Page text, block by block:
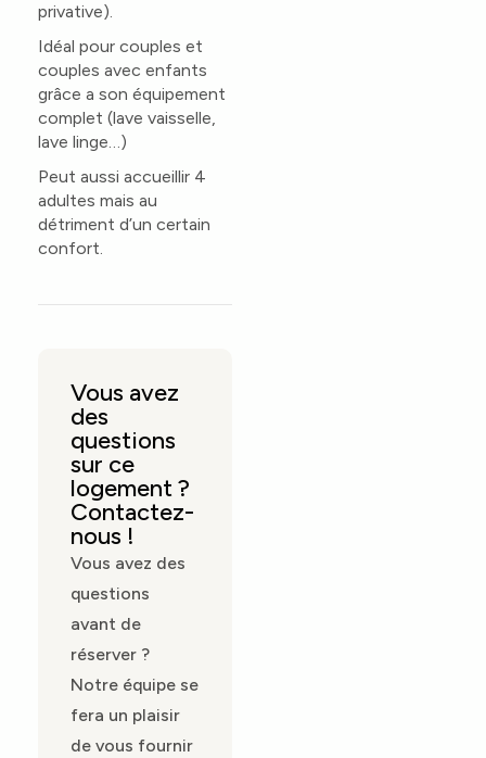
privative).
Idéal pour couples et
couples avec enfants
grâce a son équipement
complet (lave vaisselle,
lave linge…)
Peut aussi accueillir 4
adultes mais au
détriment d’un certain
confort.
Vous avez
des
questions
sur ce
logement ?
Contactez-
nous !
Vous avez des
questions
avant de
réserver ?
Notre équipe se
fera un plaisir
de vous fournir